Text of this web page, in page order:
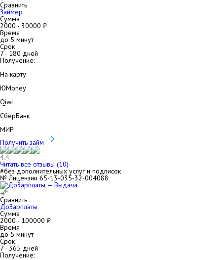
Сравнить
Займер
Сумма
2000 - 30000 ₽
Время
до 5 минут
Срок
7- 180 дней
Получение:
На карту
ЮMoney
Qiwi
СберБанк
МИР
Получить займ
4.4
Читать все отзывы (10)
#без дополнительных услуг и подписок
№ Лицензии 65-13-035-32-004088
Сравнить
ДоЗарплаты
Сумма
2000 - 100000 ₽
Время
до 5 минут
Срок
7- 365 дней
Получение: